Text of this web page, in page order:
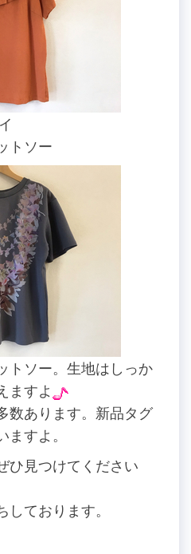
トソー
トソー。生地はしっか
ますよ
数あります。新品タグ
すよ。
ひ見つけてください
ております。